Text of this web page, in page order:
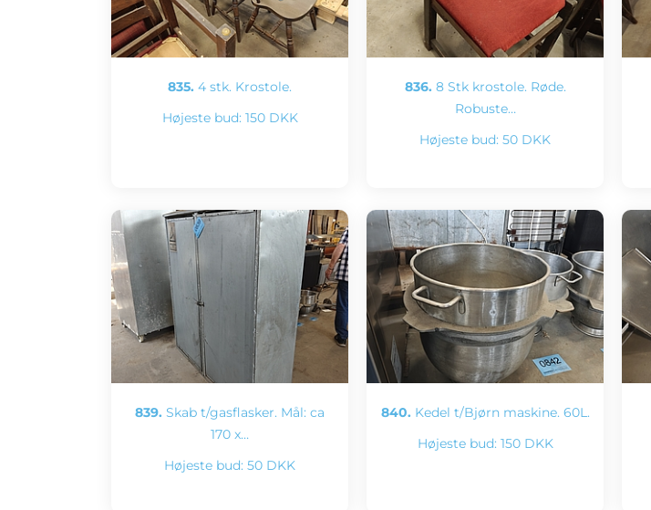
835. 4 stk. Krostole.
Højeste bud: 150 DKK
836. 8 Stk krostole. Røde.
Robuste…
Højeste bud: 50 DKK
839. Skab t/gasflasker. Mål: ca
170 x…
Højeste bud: 50 DKK
840. Kedel t/Bjørn maskine. 60L.
Højeste bud: 150 DKK